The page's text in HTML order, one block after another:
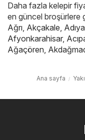
Daha fazla kelepir
en güncel broşürlere
Ağrı, Akçakale,
Afyonkarahisar,
Ağaçören,
Ana sayfa